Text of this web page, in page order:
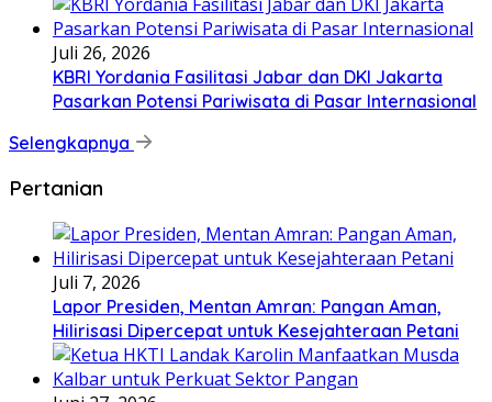
Juli 26, 2026
KBRI Yordania Fasilitasi Jabar dan DKI Jakarta
Pasarkan Potensi Pariwisata di Pasar Internasional
Selengkapnya
Pertanian
Juli 7, 2026
Lapor Presiden, Mentan Amran: Pangan Aman,
Hilirisasi Dipercepat untuk Kesejahteraan Petani